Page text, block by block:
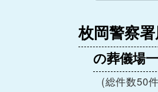
枚岡警察
の葬儀場
(総件数50